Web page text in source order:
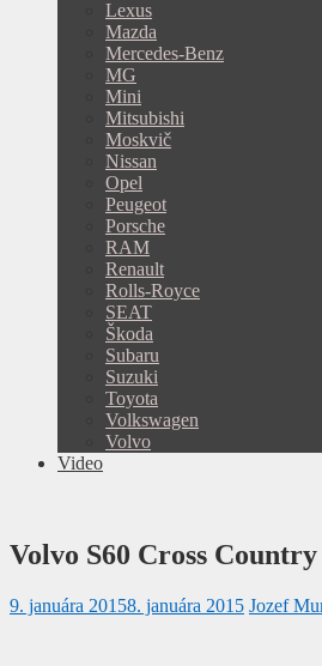
Lexus
Mazda
Mercedes-Benz
MG
Mini
Mitsubishi
Moskvič
Nissan
Opel
Peugeot
Porsche
RAM
Renault
Rolls-Royce
SEAT
Škoda
Subaru
Suzuki
Toyota
Volkswagen
Volvo
Video
Volvo S60 Cross
9. januára 20158. januára 2015 Jozef